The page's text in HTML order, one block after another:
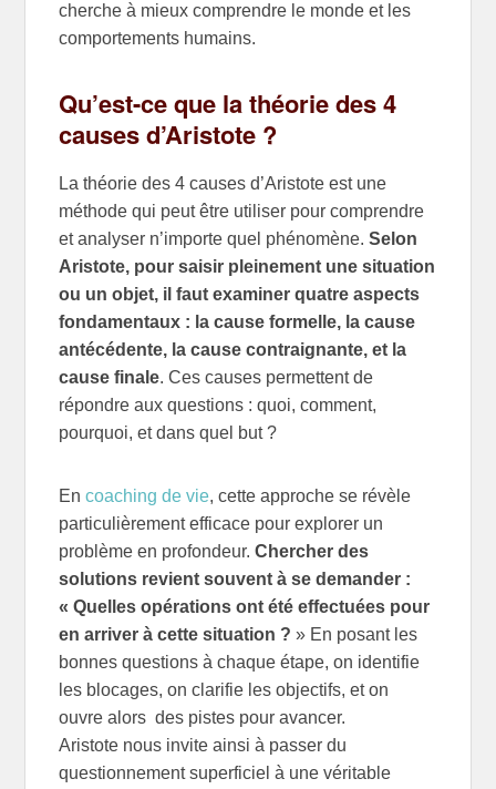
cherche à mieux comprendre le monde et les
comportements humains.
Qu’est-ce que la théorie des 4
causes d’Aristote ?
La théorie des 4 causes d’Aristote est une
méthode qui peut être utiliser pour comprendre
et analyser n’importe quel phénomène.Selon
Aristote, pour saisir pleinement une situation
ou un objet, il faut examiner quatre aspects
fondamentaux : la cause formelle, la cause
antécédente, la cause contraignante, et la
cause finale. Ces causes permettent de
répondre aux questions : quoi, comment,
pourquoi, et dans quel but ?
En coaching de vie, cette approche se révèle
particulièrement efficace pour explorer un
problème en profondeur.Chercher des
solutions revient souvent à se demander :
« Quelles opérations ont été effectuées pour
en arriver à cette situation ? » En posant les
bonnes questions à chaque étape, on identifie
les blocages, on clarifie les objectifs, et on
ouvre alors des pistes pour avancer.
Aristote nous invite ainsi à passer du
questionnement superficiel à une véritable